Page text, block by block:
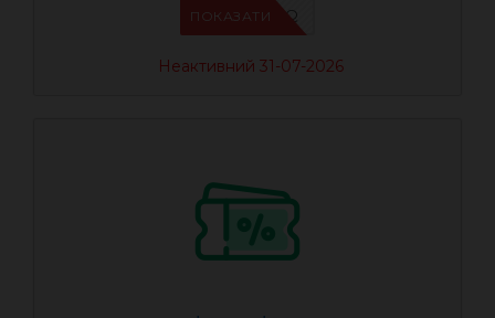
IFP94JWQ
ПОКАЗАТИ
Неактивний 31-07-2026